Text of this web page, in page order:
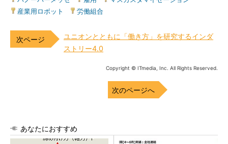
産業用ロボット
労働組合
ユニオンとともに「働き方」を研究するインダ
ストリー4.0
Copyright © ITmedia, Inc. All Rights Reserved.
次のページへ
あなたにおすすめ